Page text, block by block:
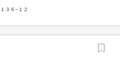
３６−１２